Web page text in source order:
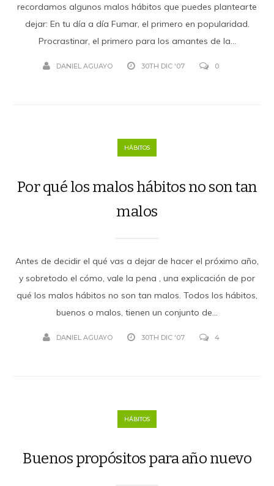
recordamos algunos malos hábitos que puedes plantearte
dejar: En tu día a día Fumar, el primero en popularidad.
Procrastinar, el primero para los amantes de la...
DANIEL AGUAYO 30TH DIC '07 0
HÁBITOS
Por qué los malos hábitos no son tan
malos
Antes de decidir el qué vas a dejar de hacer el próximo año,
y sobretodo el cómo, vale la pena , una explicación de por
qué los malos hábitos no son tan malos. Todos los hábitos,
buenos o malos, tienen un conjunto de...
DANIEL AGUAYO 30TH DIC '07 4
HÁBITOS
Buenos propósitos para año nuevo